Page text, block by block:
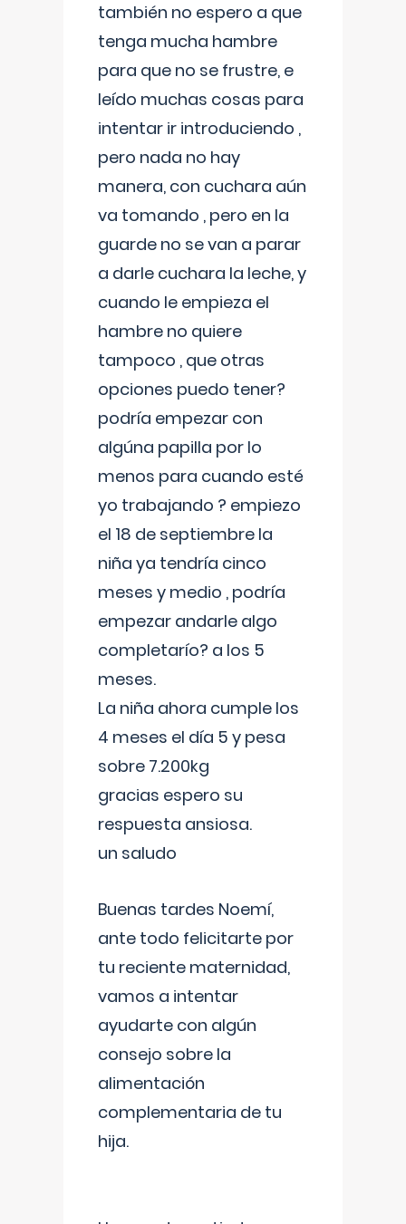
también no espero a que
tenga mucha hambre
para que no se frustre, e
leído muchas cosas para
intentar ir introduciendo ,
pero nada no hay
manera, con cuchara aún
va tomando , pero en la
guarde no se van a parar
a darle cuchara la leche, y
cuando le empieza el
hambre no quiere
tampoco , que otras
opciones puedo tener?
podría empezar con
algúna papilla por lo
menos para cuando esté
yo trabajando ? empiezo
el 18 de septiembre la
niña ya tendría cinco
meses y medio , podría
empezar andarle algo
completarío? a los 5
meses.
La niña ahora cumple los
4 meses el día 5 y pesa
sobre 7.200kg
gracias espero su
respuesta ansiosa.
un saludo
Buenas tardes Noemí,
ante todo felicitarte por
tu reciente maternidad,
vamos a intentar
ayudarte con algún
consejo sobre la
alimentación
complementaria de tu
hija.